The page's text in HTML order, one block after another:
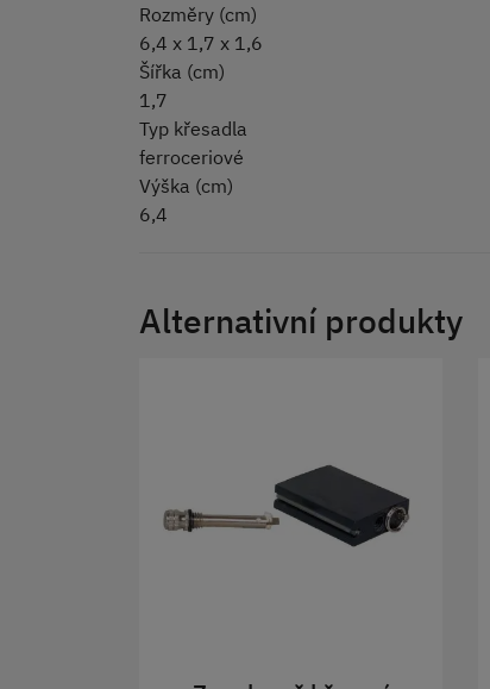
Rozměry (cm)
6,4 x 1,7 x 1,6
Šířka (cm)
1,7
Typ křesadla
ferroceriové
Výška (cm)
6,4
Alternativní produkty